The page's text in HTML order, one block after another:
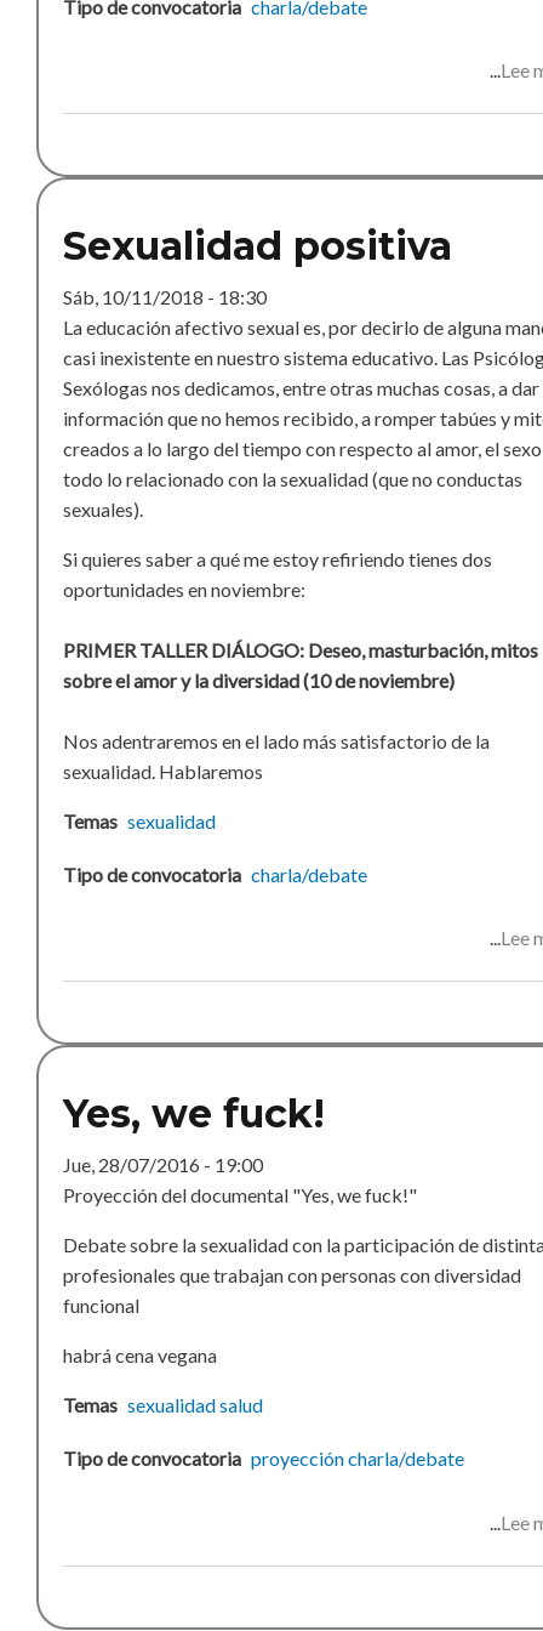
Tipo de convocatoria charla/debate
Lee
Sexualidad positiva
Sáb, 10/11/2018 - 18:30
La educación afectivo sexual es, por decirlo de alguna
casi inexistente en nuestro sistema educativo. Las
Sexólogas nos dedicamos, entre otras muchas cosas, a dar
información que no hemos recibido, a romper tabúes y
creados a lo largo del tiempo con respecto al amor, el
todo lo relacionado con la sexualidad (que no conductas
sexuales).
Si quieres saber a qué me estoy refiriendo tienes dos
oportunidades en noviembre:
PRIMER TALLER DIÁLOGO: Deseo, masturbación, mitos
sobre el amor y la diversidad (10 de noviembre)
Nos adentraremos en el lado más satisfactorio de la
sexualidad. Hablaremos
Temas sexualidad
Tipo de convocatoria charla/debate
Lee
Yes, we fuck!
Jue, 28/07/2016 - 19:00
Proyección del documental "Yes, we fuck!"
Debate sobre la sexualidad con la participación de
profesionales que trabajan con personas con diversidad
funcional
habrá cena vegana
Temas sexualidadsalud
Tipo de convocatoria proyeccióncharla/debate
Lee